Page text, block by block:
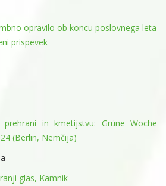
opravilo ob koncu poslovnega leta
prispevek
in kmetijstvu: Grüne Woche
(Berlin, Nemčija)
glas, Kamnik